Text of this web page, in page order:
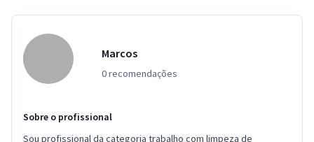
Marcos
0 recomendações
Sobre o profissional
Sou profissional da categoria trabalho com limpeza de